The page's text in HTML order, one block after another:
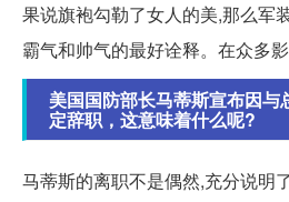
果说旗袍勾勒了女人的美,那么军
霸气和帅气的最好诠释。在众多影
美国国防部长马蒂斯宣布因与
定辞职，这意味着什么呢?
马蒂斯的离职不是偶然,充分说明